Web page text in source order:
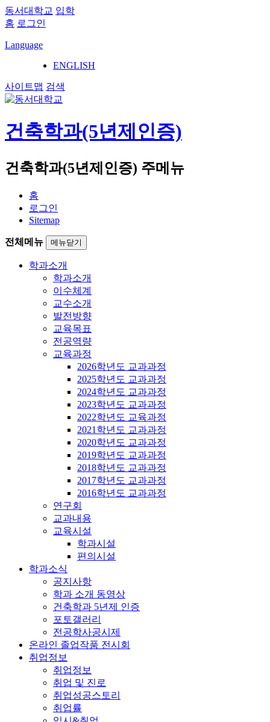
동서대학교 입학
홈 로그인
Language
ENGLISH
사이트맵 검색
건축학과(5년제인증)
건축학과(5년제인증) 주메뉴
홈
로그인
Sitemap
전체메뉴 메뉴닫기
학과소개
학과소개
이수체계
교수소개
발전방향
교육목표
전공역량
교육과정
2026학년도 교과과정
2025학년도 교과과정
2024학년도 교과과정
2023학년도 교과과정
2022학년도 교육과정
2021학년도 교과과정
2020학년도 교과과정
2019학년도 교과과정
2018학년도 교과과정
2017학년도 교과과정
2016학년도 교과과정
연구회
교과내용
교육시설
학과시설
편의시설
학과소식
공지사항
학과 소개 동영상
건축학과 5년제 인증
포토갤러리
전공학사공시제
온라인 졸업작품 전시회
취업정보
취업정보
취업 및 진로
취업성공스토리
취업률